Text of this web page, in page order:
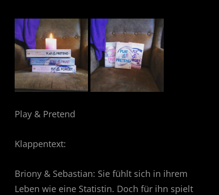
Play & Pretend
Klappentext:
Briony & Sebastian: Sie fühlt sich in ihrem
Leben wie eine Statistin. Doch für ihn spielt